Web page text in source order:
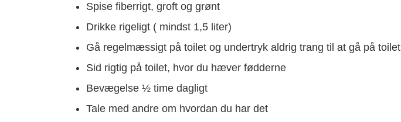
Spise fiberrigt, groft og grønt
Drikke rigeligt ( mindst 1,5 liter)
Gå regelmæssigt på toilet og undertryk aldrig trang til at gå på toilet
Sid rigtig på toilet, hvor du hæver fødderne
Bevægelse ½ time dagligt
Tale med andre om hvordan du har det